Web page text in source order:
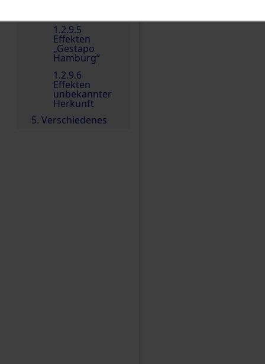
1.2.9.5
Effekten
„Gestapo
Hamburg“
1.2.9.6
Effekten
unbekannter
Herkunft
5. Verschiedenes